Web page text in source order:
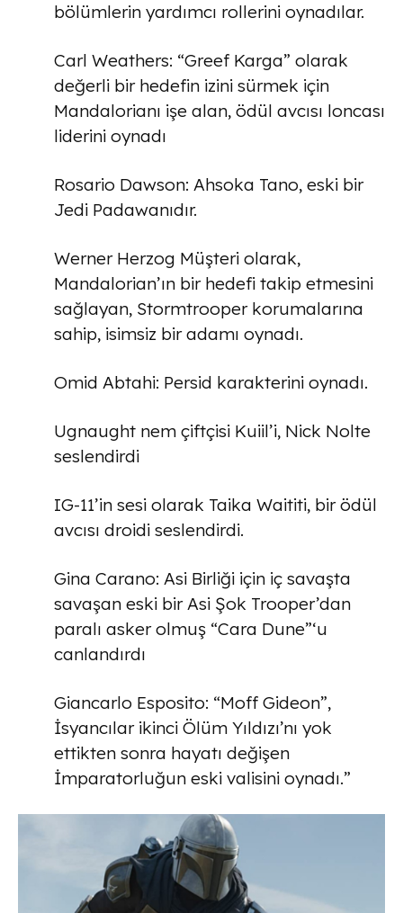
bölümlerin yardımcı rollerini oynadılar.
Carl Weathers: “Greef Karga” olarak
değerli bir hedefin izini sürmek için
Mandalorianı işe alan, ödül avcısı loncası
liderini oynadı
Rosario Dawson: Ahsoka Tano, eski bir
Jedi Padawanıdır.
Werner Herzog Müşteri olarak,
Mandalorian’ın bir hedefi takip etmesini
sağlayan, Stormtrooper korumalarına
sahip, isimsiz bir adamı oynadı.
Omid Abtahi: Persid karakterini oynadı.
Ugnaught nem çiftçisi Kuiil’i, Nick Nolte
seslendirdi
IG-11’in sesi olarak Taika Waititi, bir ödül
avcısı droidi seslendirdi.
Gina Carano: Asi Birliği için iç savaşta
savaşan eski bir Asi Şok Trooper’dan
paralı asker olmuş “Cara Dune”‘u
canlandırdı
Giancarlo Esposito: “Moff Gideon”,
İsyancılar ikinci Ölüm Yıldızı’nı yok
ettikten sonra hayatı değişen
İmparatorluğun eski valisini oynadı.”